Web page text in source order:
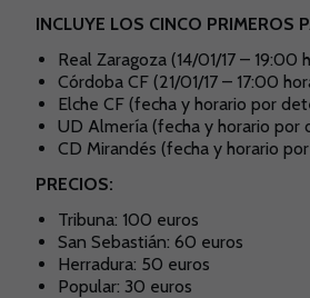
INCLUYE LOS CINCO PRIMEROS
Real Zaragoza (14/01/17 – 19:00
Córdoba CF (21/01/17 – 17:00
Elche CF (fecha y horario por
UD Almería (fecha y horario por
CD Mirandés (fecha y horario
PRECIOS:
Tribuna: 100 euros
San Sebastián: 60 euros
Herradura: 50 euros
Popular: 30 euros